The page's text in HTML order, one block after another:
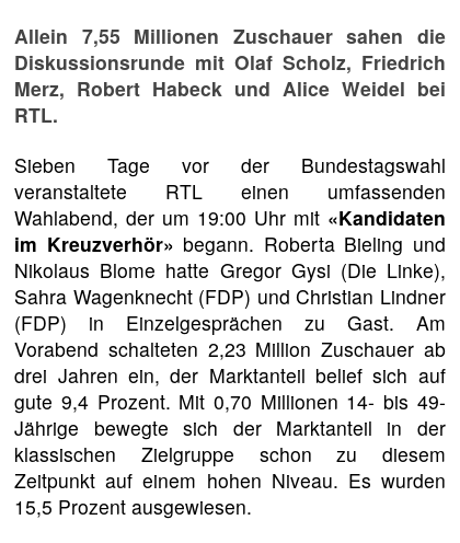
Allein 7,55 Millionen Zuschauer sahen die
Diskussionsrunde mit Olaf Scholz, Friedrich
Merz, Robert Habeck und Alice Weidel bei
RTL.
Sieben Tage vor der Bundestagswahl
veranstaltete RTL einen umfassenden
Wahlabend, der um 19:00 Uhr mit «Kandidaten
im Kreuzverhör» begann. Roberta Bieling und
Nikolaus Blome hatte Gregor Gysi (Die Linke),
Sahra Wagenknecht (FDP) und Christian Lindner
(FDP) in Einzelgesprächen zu Gast. Am
Vorabend schalteten 2,23 Million Zuschauer ab
drei Jahren ein, der Marktanteil belief sich auf
gute 9,4 Prozent. Mit 0,70 Millionen 14- bis 49-
Jährige bewegte sich der Marktanteil in der
klassischen Zielgruppe schon zu diesem
Zeitpunkt auf einem hohen Niveau. Es wurden
15,5 Prozent ausgewiesen.